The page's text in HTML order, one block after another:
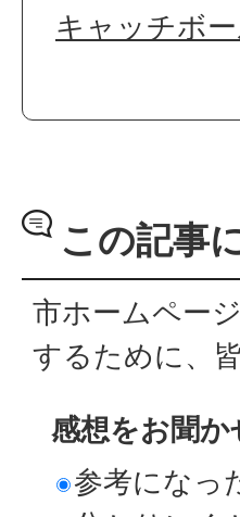
キャッチボ
この記事
市ホームペー
するために、
感想をお聞
参考になっ